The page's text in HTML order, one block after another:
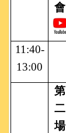
會
11:40-
13:00
第
二
場